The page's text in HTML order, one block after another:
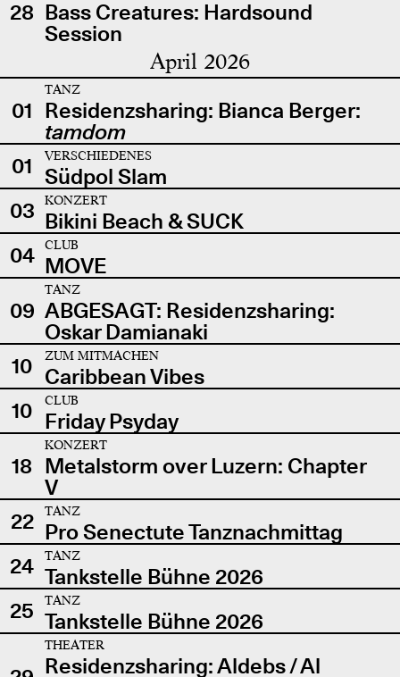
28 Bass Creatures: Hardsound
Session
April 2026
01
TANZ
Residenzsharing: Bianca Berger:
tamdom
01
VERSCHIEDENES
Südpol Slam
03
KONZERT
Bikini Beach & SUCK
04
CLUB
MOVE
09
TANZ
ABGESAGT: Residenzsharing:
Oskar Damianaki
10
ZUM MITMACHEN
Caribbean Vibes
10
CLUB
Friday Psyday
18
KONZERT
Metalstorm over Luzern: Chapter
V
22
TANZ
Pro Senectute Tanznachmittag
24
TANZ
Tankstelle Bühne 2026
25
TANZ
Tankstelle Bühne 2026
THEATER
Residenzsharing: Aldebs / Al